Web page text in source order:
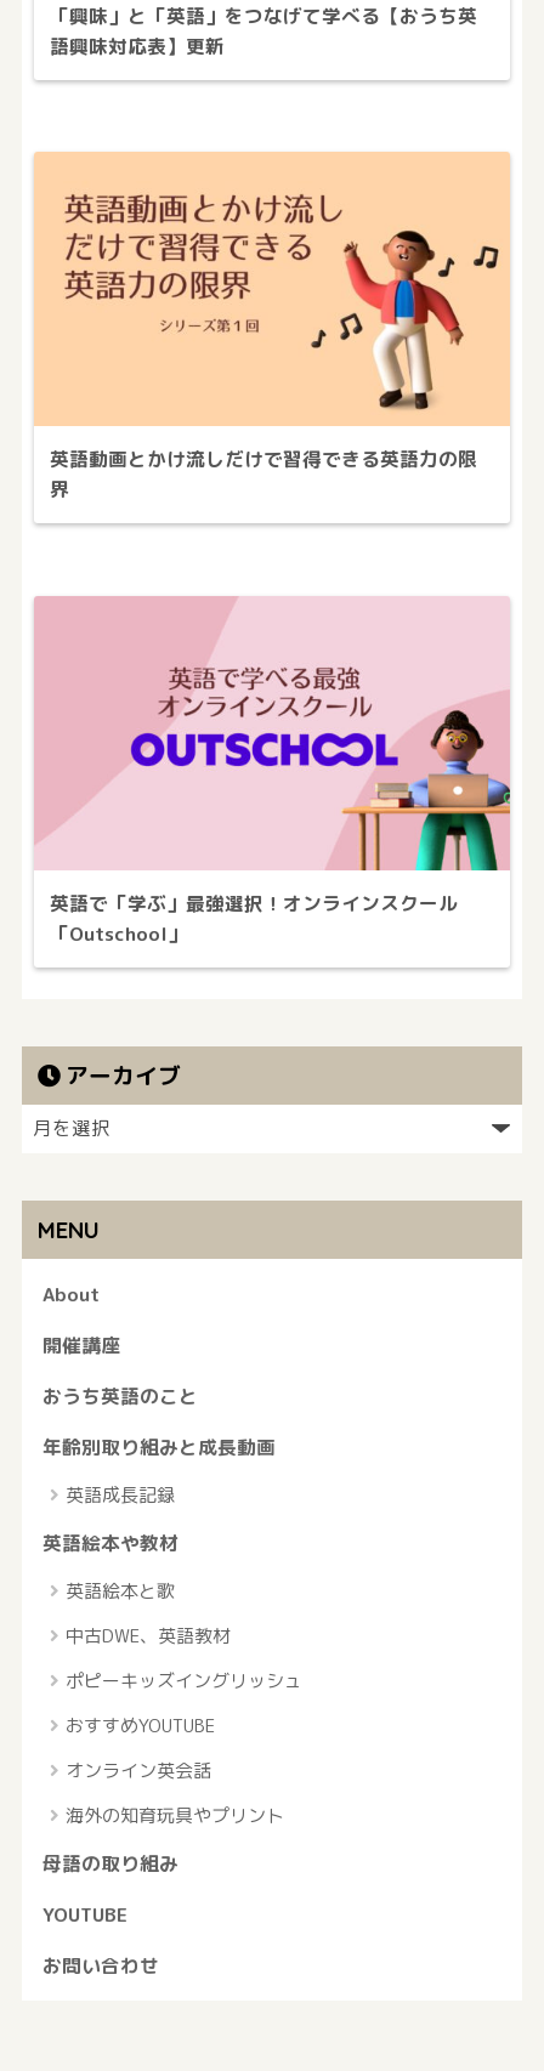
「興味」と「英語」をつなげて学べる【おうち英
語興味対応表】更新
英語動画とかけ流しだけで習得できる英語力の限
界
英語で「学ぶ」最強選択！オンラインスクール
「Outschool」
アーカイブ
MENU
About
開催講座
おうち英語のこと
年齢別取り組みと成長動画
英語成長記録
英語絵本や教材
英語絵本と歌
中古DWE、英語教材
ポピーキッズイングリッシュ
おすすめYOUTUBE
オンライン英会話
海外の知育玩具やプリント
母語の取り組み
YOUTUBE
お問い合わせ